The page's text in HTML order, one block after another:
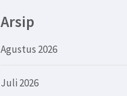
Arsip
Agustus 2026
Juli 2026